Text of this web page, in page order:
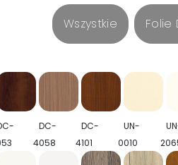
Wszystkie Folie
DC-
4058
DC-
4101
UN-
0010